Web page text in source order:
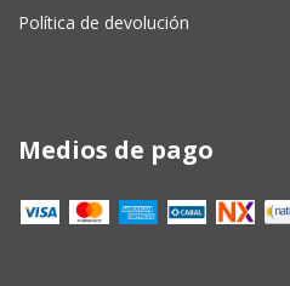
Política de devolución
Medios de pago